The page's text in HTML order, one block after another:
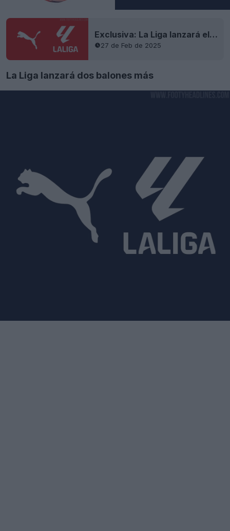
Exclusiva: La Liga lanzará el tercer balón 24-25
27 de Feb de 2025
La Liga lanzará dos balones más